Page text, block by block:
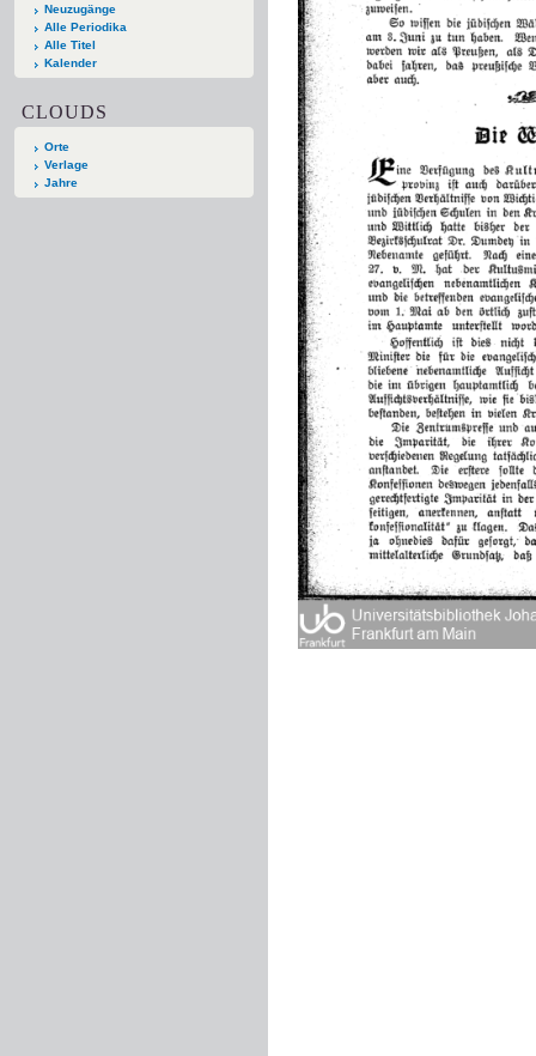
Neuzugänge
Alle Periodika
Alle Titel
Kalender
CLOUDS
Orte
Verlage
Jahre